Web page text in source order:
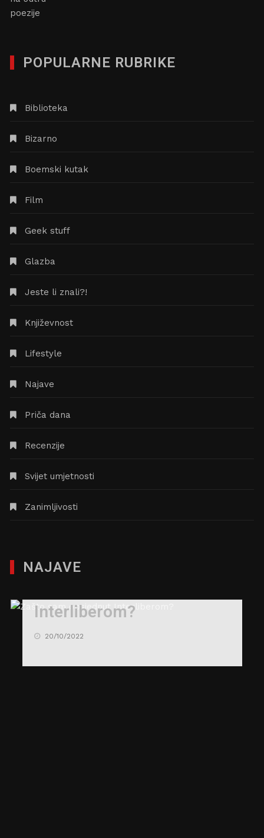
POPULARNE RUBRIKE
Biblioteka
Bizarno
Boemski kutak
Film
Geek stuff
Glazba
Jeste li znali?!
Književnost
Lifestyle
Najave
Priča dana
Recenzije
Svijet umjetnosti
Zanimljivosti
NAJAVE
Interliberom?
20/10/2022